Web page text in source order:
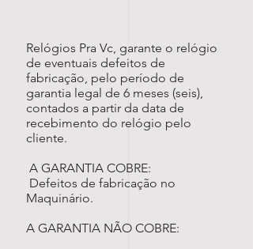
Relógios Pra Vc, garante o relógio
de eventuais defeitos de
fabricação, pelo período de
garantia legal de 6 meses (seis),
contados a partir da data de
recebimento do relógio pelo
cliente.
A GARANTIA COBRE:
Defeitos de fabricação no
Maquinário.
A GARANTIA NÃO COBRE: